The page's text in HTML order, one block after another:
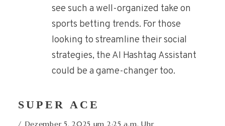
see such a well-organized take on
sports betting trends. For those
looking to streamline their social
strategies, the AI Hashtag Assistant
could be a game-changer too.
SUPER ACE
Dezember 5, 2025 um 2:25 a.m. Uhr